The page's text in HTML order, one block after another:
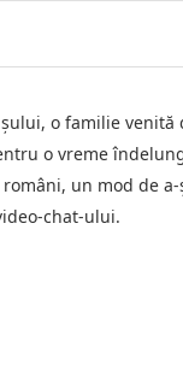
o familie
o vreme
un mod de
chat-ului.